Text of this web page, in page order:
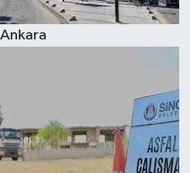
Ankara